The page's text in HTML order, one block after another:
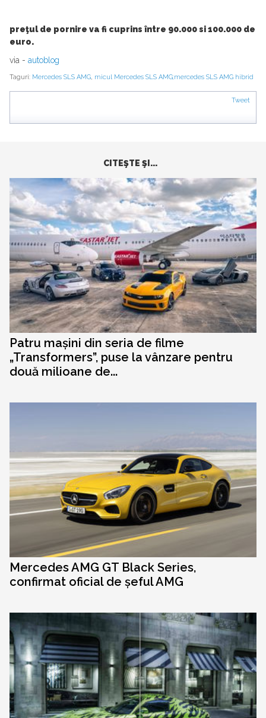
preţul de pornire va fi cuprins între 90.000 si 100.000 de
euro.
via - autoblog
Taguri: Mercedes SLS AMG, micul Mercedes SLS AMG;mercedes SLS AMG hibrid
Tweet
CITEŞTE ŞI...
Patru mașini din seria de filme
„Transformers”, puse la vânzare pentru
două milioane de...
Mercedes AMG GT Black Series,
confirmat oficial de șeful AMG